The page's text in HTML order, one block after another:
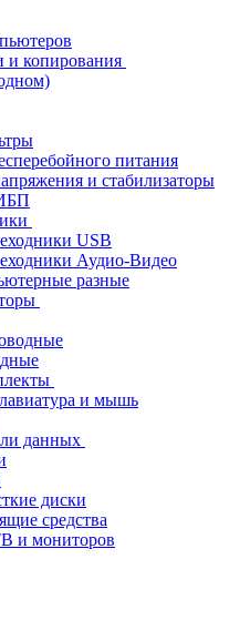
и копирования
питания
и стабилизаторы
USB
Аудио-Видео
разные
и мышь
данных
диски
средства
и мониторов